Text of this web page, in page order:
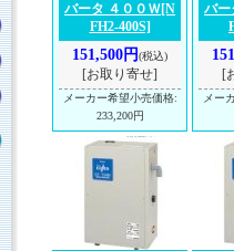
バータ ４００Ｗ[N
FH2-400S]
151,500円(税込)
[お取り寄せ]
メーカー希望小売価格:
233,200円
バー
[
メー